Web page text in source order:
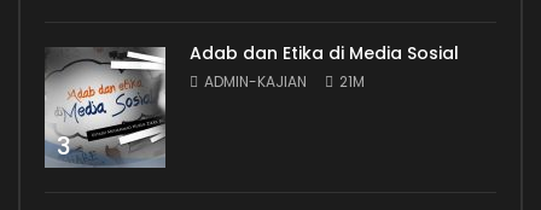
3
Adab dan Etika di Media Sosial
ADMIN-KAJIAN 21M